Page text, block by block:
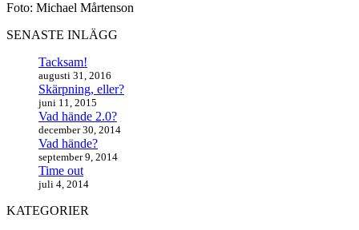
Foto: Michael Mårtenson
SENASTE INLÄGG
Tacksam!
augusti 31, 2016
Skärpning, eller?
juni 11, 2015
Vad hände 2.0?
december 30, 2014
Vad hände?
september 9, 2014
Time out
juli 4, 2014
KATEGORIER